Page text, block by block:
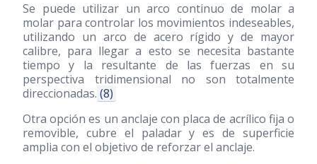
Se puede utilizar un arco continuo de molar a
molar para controlar los movimientos indeseables,
utilizando un arco de acero rígido y de mayor
calibre, para llegar a esto se necesita bastante
tiempo y la resultante de las fuerzas en su
perspectiva tridimensional no son totalmente
direccionadas. (8)
Otra opción es un anclaje con placa de acrílico fija o
removible, cubre el paladar y es de superficie
amplia con el objetivo de reforzar el anclaje.